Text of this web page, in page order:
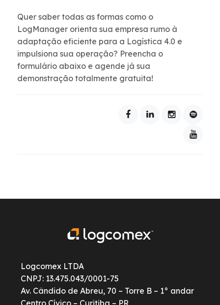
Quer saber todas as formas como o
LogManager orienta sua empresa rumo à
adaptação eficiente para a Logística 4.0 e
impulsiona sua operação? Preencha o
formulário abaixo e agende já sua
demonstração totalmente gratuita!
Logcomex LTDA
CNPJ: 13.475.043/0001-75
Av. Cândido de Abreu, 70 – Torre B – 1° andar